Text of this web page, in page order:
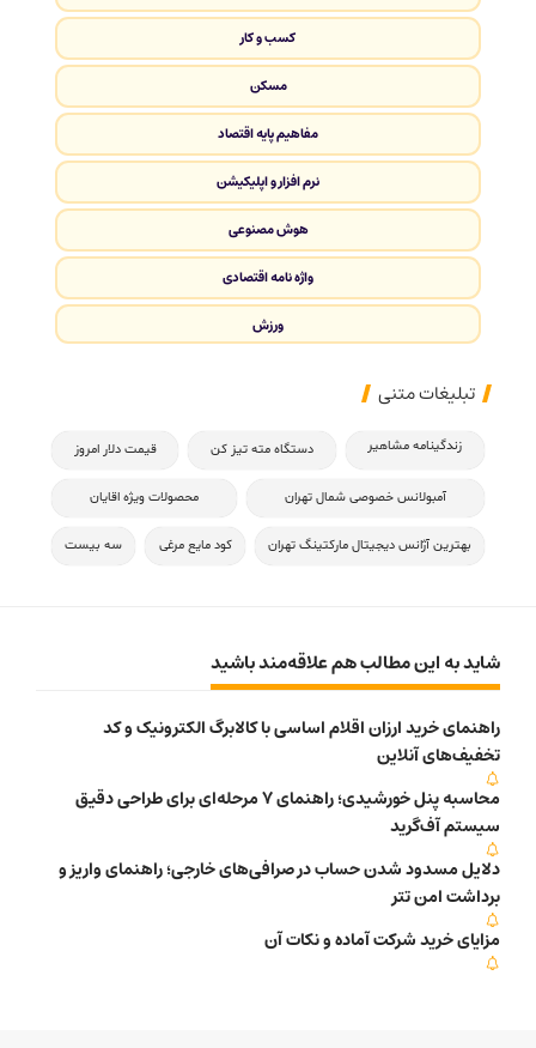
کسب و کار
مسکن
مفاهیم پایه اقتصاد
نرم افزار و اپلیکیشن
هوش مصنوعی
واژه نامه اقتصادی
ورزش
تبلیغات متنی
زندگینامه مشاهیر دستگاه مته تیز کن قیمت دلار امروز
آمبولانس خصوصی شمال تهران محصولات ویژه اقایان
بهترین آژانس دیجیتال مارکتینگ تهران کود مایع مرغی سه بیست
شاید به این مطالب هم علاقه‌مند باشید
راهنمای خرید ارزان اقلام اساسی با کالابرگ الکترونیک و کد
تخفیف‌های آنلاین
محاسبه پنل خورشیدی؛ راهنمای 7 مرحله‌ای برای طراحی دقیق
سیستم آف‌گرید
دلایل مسدود شدن حساب در صرافی‌های خارجی؛ راهنمای واریز و
برداشت امن تتر
مزایای خرید شرکت آماده و نکات آن